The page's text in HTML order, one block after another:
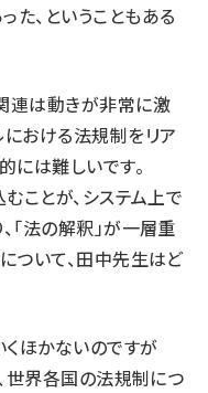
、ということもある
連は動きが非常に激
おける法規制をリア
には難しいです。
ことが、システム上で
「法の解釈」が一層重
ついて、田中先生はど
ほかないのですが
世界各国の法規制につ